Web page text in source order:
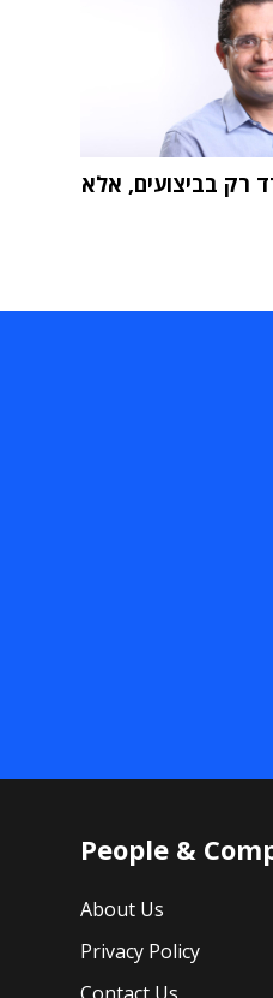
רק בביצועים, אלא
People &
About Us
Privacy Policy